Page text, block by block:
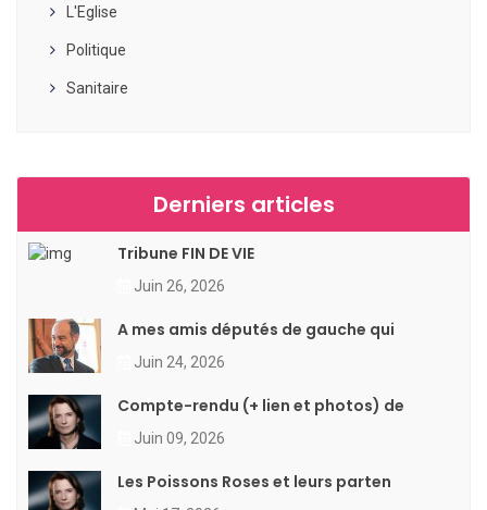
L'Eglise
Politique
Sanitaire
Derniers articles
Tribune FIN DE VIE
Juin 26, 2026
A mes amis députés de gauche qui
Juin 24, 2026
Compte-rendu (+ lien et photos) de
Juin 09, 2026
Les Poissons Roses et leurs parten